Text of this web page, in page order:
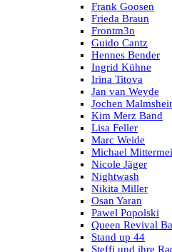
Frank Goosen
Frieda Braun
Frontm3n
Guido Cantz
Hennes Bender
Ingrid Kühne
Irina Titova
Jan van Weyde
Jochen
Kim Merz Band
Lisa Feller
Marc Weide
Michael
Nicole Jäger
Nightwash
Nikita Miller
Osan Yaran
Pawel Popolski
Queen Revival
Stand up 44
Steffi und ihre